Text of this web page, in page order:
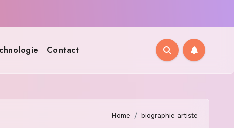
Contact
Home biographie artiste